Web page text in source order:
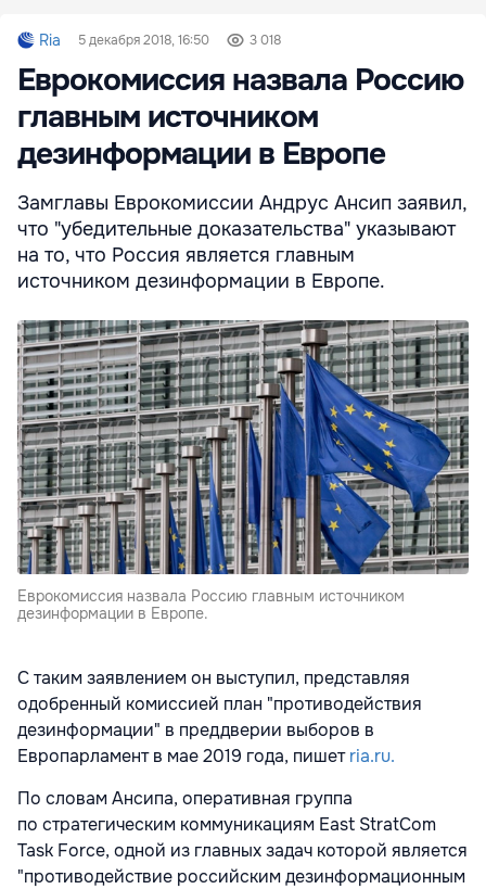
Ria 5 декабря 2018, 16:50 3 018
Еврокомиссия назвала Россию
главным источником
дезинформации в Европе
Замглавы Еврокомиссии Андрус Ансип заявил,
что "убедительные доказательства" указывают
на то, что Россия является главным
источником дезинформации в Европе.
Еврокомиссия назвала Россию главным источником
дезинформации в Европе.
С таким заявлением он выступил, представляя
одобренный комиссией план "противодействия
дезинформации" в преддверии выборов в
Европарламент в мае 2019 года, пишетria.ru.
По словам Ансипа, оперативная группа
по стратегическим коммуникациям East StratCom
Task Force, одной из главных задач которой является
"противодействие российским дезинформационным